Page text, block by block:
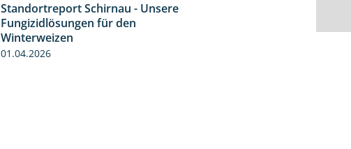
Standortreport Schirnau - Unsere
Fungizidlösungen für den
Winterweizen
01.04.2026